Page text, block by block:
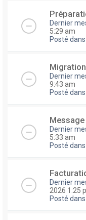
Dernier
5:29 am
Posté dans
Dernier
9:43 am
Posté dans
Dernier
5:33 am
Posté dans
Dernier
2026 1:25
Posté dans